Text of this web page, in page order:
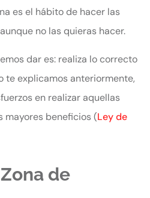
es el hábito de hacer las
no las quieras hacer.
dar es: realiza lo correcto
te explicamos anteriormente,
en realizar aquellas
mayores beneficios (Ley de
de